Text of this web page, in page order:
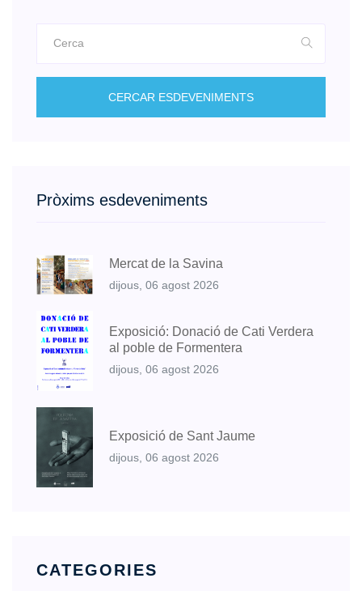
CERCAR ESDEVENIMENTS
Pròxims esdeveniments
Mercat de la Savina
dijous, 06 agost 2026
Exposició: Donació de Cati Verdera
al poble de Formentera
dijous, 06 agost 2026
Exposició de Sant Jaume
dijous, 06 agost 2026
CATEGORIES